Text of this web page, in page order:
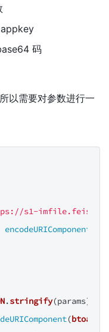
appkey
码
以需要对参数进行一
s1-
encodeURIComponent
.stringify(params);
(btoa